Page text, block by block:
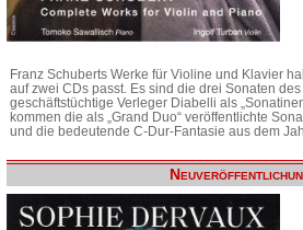
Franz Schuberts Werke für Violine und Klavier
auf zwei CDs passt. Es sind die drei Sonaten
geschäftstüchtige Verleger Diabelli als
kommen die als „Grand Duo“ veröffentlichte
und die bedeutende C-Dur-Fantasie aus dem